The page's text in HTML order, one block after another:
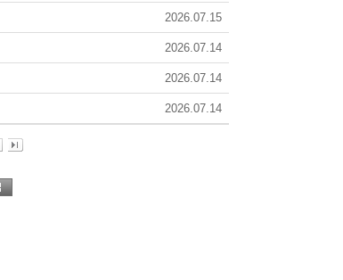
2026.07.15
2026.07.14
2026.07.14
2026.07.14